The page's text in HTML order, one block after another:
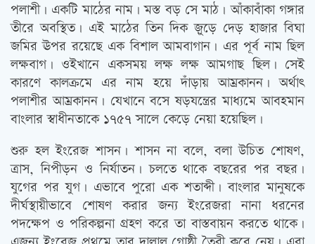
পলাশী। একটি মাঠের নাম। মস্ত বড় সে মাঠ। আঁকাবাঁকা গঙ্গার
তীরে অবস্থিত। এই মাঠের তিন দিক জ়ুড়ে দেড় হাজার বিঘা
জমির ঊপর রয়েছে এক বিশাল আমবাগান। এর পূর্ব নাম ছিল
লক্ষবাগ। ওইখানে একসময় লক্ষ লক্ষ আমগাছ ছিল। সেই
কারণে কালক্রমে এর নাম হয়ে দাঁড়ায় আম্রকানন। অর্থাৎ
পলাশীর আম্রকানন। যেখানে বসে ষড়যন্ত্রের মাধ্যমে আবহমান
বাংলার স্বাধীনতাকে ১৭৫৭ সালে কেড়ে নেয়া হয়েছিল।
শুরু হল ইংরেজ শাসন। শাসন না বলে, বলা উচিত শোষণ,
ত্রাস, নিপীড়ন ও নির্যাতন। চলতে থাকে বছরের পর বছর।
যুগের পর যুগ। এভাবে পুরো এক শতাব্দী। বাংলার মানুষকে
দীর্ঘস্থায়ীভাবে শোষণ করার জন্য ইংরেজরা নানা ধরনের
পদক্ষেপ ও পরিকল্পনা গ্রহণ করে তা বাস্তবায়ন করতে থাকে।